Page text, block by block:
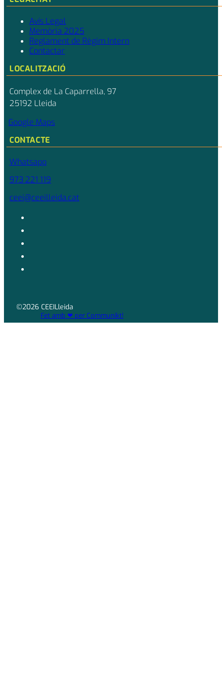
Avís Legal
Memòria 2025
Reglament de Règim Intern
Contactar
LOCALITZACIÓ
Complex de La Caparrella, 97
25192 Lleida
Google Maps
CONTACTE
Whatsapp
973 221 119
ceei@ceeilleida.cat
©2026 CEEILleida
Fet amb ❤ per Communikt!